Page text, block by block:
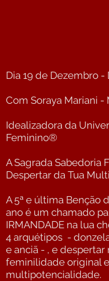
Dia 19 de Dezembro
Com Soraya Mariani
Idealizadora da
Feminino®
A Sagrada Sabedoria
Despertar da Tua
A 5ª e última Benção
ano é um chamado
IRMANDADE na lua
4 arquétipos -
e anciã - , e despertar
feminilidade original
multipotencialidade.